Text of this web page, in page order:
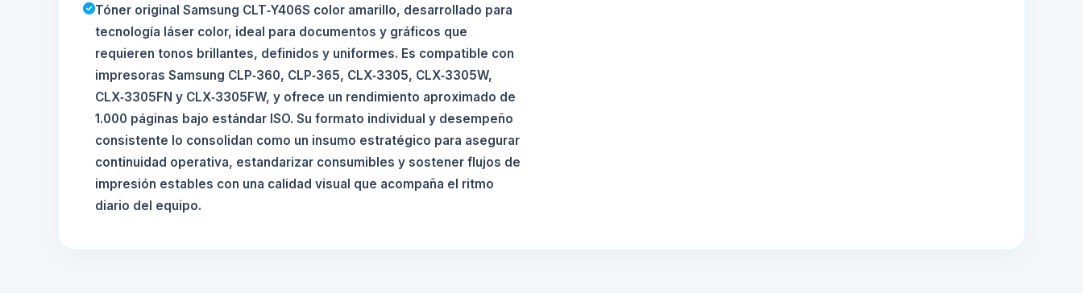
Tóner original Samsung CLT‑Y406S color amarillo, desarrollado para
tecnología láser color, ideal para documentos y gráficos que
requieren tonos brillantes, definidos y uniformes. Es compatible con
impresoras Samsung CLP‑360, CLP‑365, CLX‑3305, CLX‑3305W,
CLX‑3305FN y CLX‑3305FW, y ofrece un rendimiento aproximado de
1.000 páginas bajo estándar ISO. Su formato individual y desempeño
consistente lo consolidan como un insumo estratégico para asegurar
continuidad operativa, estandarizar consumibles y sostener flujos de
impresión estables con una calidad visual que acompaña el ritmo
diario del equipo.